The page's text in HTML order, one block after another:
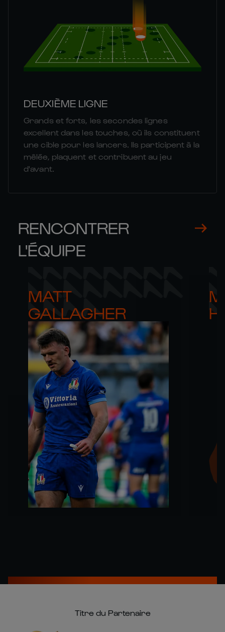
DEUXIÈME LIGNE
Grands et forts, les secondes lignes
excellent dans les touches, où ils constituent
une cible pour les lancers. Ils participent à la
mêlée, plaquent et contribuent au jeu
d'avant.
RENCONTRER
L'ÉQUIPE
MATT
GALLAGHER
Titre du Partenaire